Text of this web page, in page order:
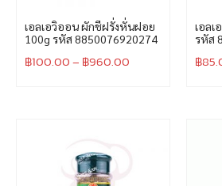
เอลเอวิออน ผักชีฝรั่งหั่นฝอย
100g รหัส 8850076920274
฿100.00– ฿960.00
เอลเ
รหัส
฿